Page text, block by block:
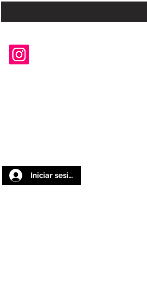
Iniciar sesión